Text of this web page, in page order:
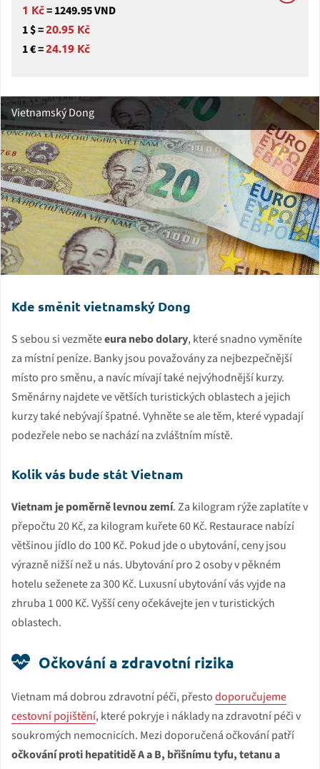
1 Kč= 1249.95 VND
1 $ =20.95 Kč
1 € =24.19 Kč
Vietnamský Dong
Kde směnit vietnamský Dong
S sebou si vezměteeura nebo dolary, které snadno vyměníte
za místní peníze. Banky jsou považovány za nejbezpečnější
místo pro směnu, a navíc mívají také nejvýhodnější kurzy.
Směnárny najdete ve větších turistických oblastech a jejich
kurzy také nebývají špatné. Vyhněte se ale těm, které vypadají
podezřele nebo se nachází na zvláštním místě.
Kolik vás bude stát Vietnam
Vietnam je poměrně levnou zemí. Za kilogram rýže zaplatíte v
přepočtu 20 Kč, za kilogram kuřete 60 Kč. Restaurace nabízí
většinou jídlo do 100 Kč. Pokud jde o ubytování, ceny jsou
výrazně nižší než u nás. Ubytování pro 2 osoby v pěkném
hotelu seženete za 300 Kč. Luxusní ubytování vás vyjde na
zhruba 1 000 Kč. Vyšší ceny očekávejte jen v turistických
oblastech.
Očkování a zdravotní rizika
Vietnam má dobrou zdravotní péči, přestodoporučujeme
cestovní pojištění, které pokryje i náklady na zdravotní péči v
soukromých nemocnicích. Mezi doporučená očkování patří
očkování proti hepatitidě A a B, břišnímu tyfu, tetanu a